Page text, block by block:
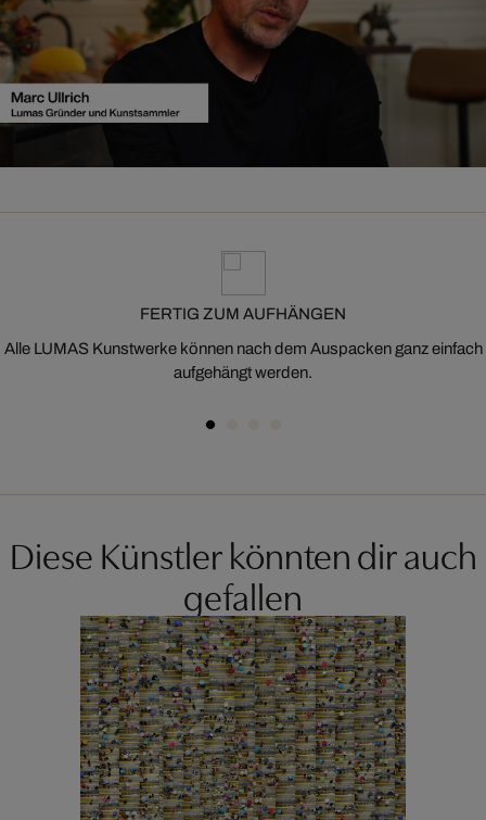
FERTIG ZUM AUFHÄNGEN
Alle LUMAS Kunstwerke können nach dem Auspacken ganz einfach
aufgehängt werden.
Diese Künstler könnten dir auch
gefallen